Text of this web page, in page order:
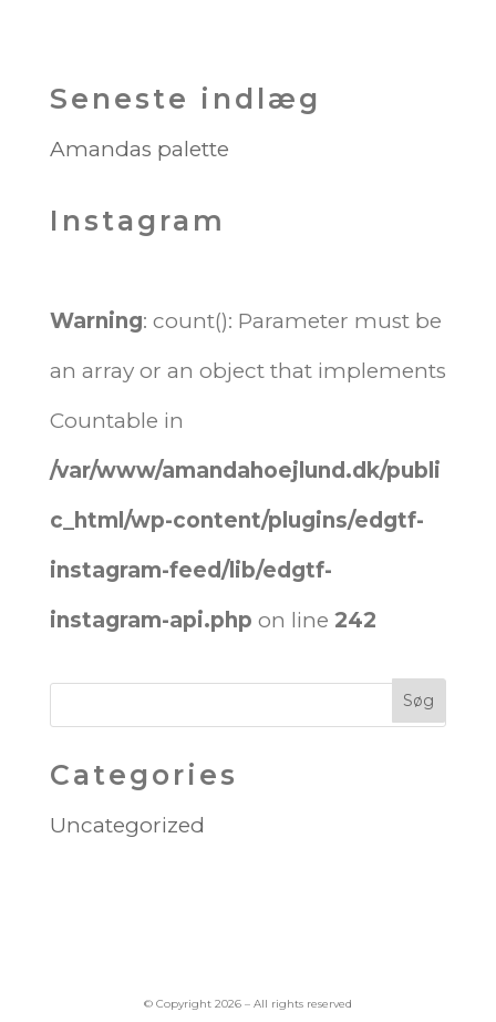
Seneste indlæg
Amandas palette
Instagram
Warning: count(): Parameter must be
an array or an object that implements
Countable in
/var/www/amandahoejlund.dk/publi
c_html/wp-content/plugins/edgtf-
instagram-feed/lib/edgtf-
instagram-api.php on line 242
Categories
Uncategorized
© Copyright 2026 – All rights reserved